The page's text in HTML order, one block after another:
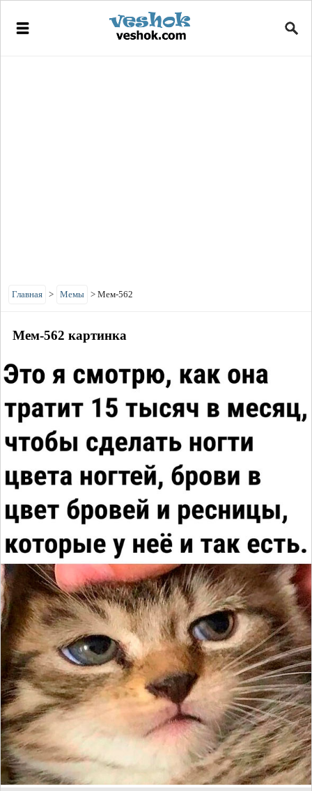
Главная > Мемы > Мем-562
Мем-562 картинка